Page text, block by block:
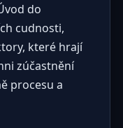
do
cudnosti,
které hrají
zúčastnění
procesu a